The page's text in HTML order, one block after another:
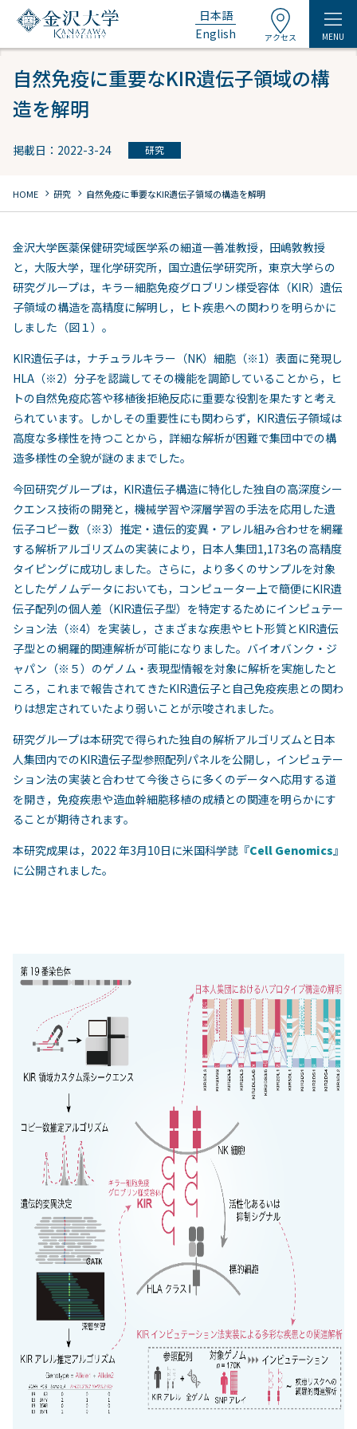
日本語
English
アクセス MENU
自然免疫に重要なKIR遺伝子領域の構
造を解明
掲載日：2022-3-24 研究
HOME chevron_right 研究 chevron_right 自然免疫に重要なKIR遺伝子領域の構造を解明
金沢大学医薬保健研究域医学系の細道一善准教授，田嶋敦教授
と，大阪大学，理化学研究所，国立遺伝学研究所，東京大学らの
研究グループは，キラー細胞免疫グロブリン様受容体（KIR）遺伝
子領域の構造を高精度に解明し，ヒト疾患への関わりを明らかに
しました（図１）。
KIR遺伝子は，ナチュラルキラー（NK）細胞（※1）表面に発現し
HLA（※2）分子を認識してその機能を調節していることから，ヒ
トの自然免疫応答や移植後拒絶反応に重要な役割を果たすと考え
られています。しかしその重要性にも関わらず，KIR遺伝子領域は
高度な多様性を持つことから，詳細な解析が困難で集団中での構
造多様性の全貌が謎のままでした。
今回研究グループは，KIR遺伝子構造に特化した独自の高深度シー
クエンス技術の開発と，機械学習や深層学習の手法を応用した遺
伝子コピー数（※3）推定・遺伝的変異・アレル組み合わせを網羅
する解析アルゴリズムの実装により，日本人集団1,173名の高精度
タイピングに成功しました。さらに，より多くのサンプルを対象
としたゲノムデータにおいても，コンピューター上で簡便にKIR遺
伝子配列の個人差（KIR遺伝子型）を特定するためにインピュテー
ション法（※4）を実装し，さまざまな疾患やヒト形質とKIR遺伝
子型との網羅的関連解析が可能になりました。バイオバンク・ジ
ャパン（※５）のゲノム・表現型情報を対象に解析を実施したと
ころ，これまで報告されてきたKIR遺伝子と自己免疫疾患との関わ
りは想定されていたより弱いことが示唆されました。
研究グループは本研究で得られた独自の解析アルゴリズムと日本
人集団内でのKIR遺伝子型参照配列パネルを公開し，インピュテー
ション法の実装と合わせて今後さらに多くのデータへ応用する道
を開き，免疫疾患や造血幹細胞移植の成績との関連を明らかにす
ることが期待されます。
本研究成果は，2022 年3月10日に米国科学誌『Cell Genomics』
に公開されました。